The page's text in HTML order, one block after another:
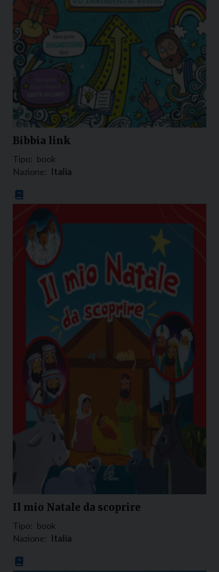
Bibbia link
Tipo: book
Nazione: Italia
Il mio Natale da scoprire
Tipo: book
Nazione: Italia